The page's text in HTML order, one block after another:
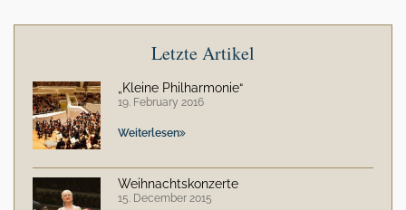
Letzte Artikel
„Kleine Philharmonie“
19. February 2016
Weiterlesen
Weihnachtskonzerte
15. December 2015